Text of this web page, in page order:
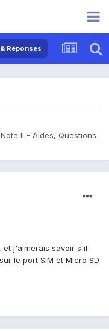
Réponses
II - Aides, Questions
et j'aimerais savoir s'il
le port SIM et Micro SD